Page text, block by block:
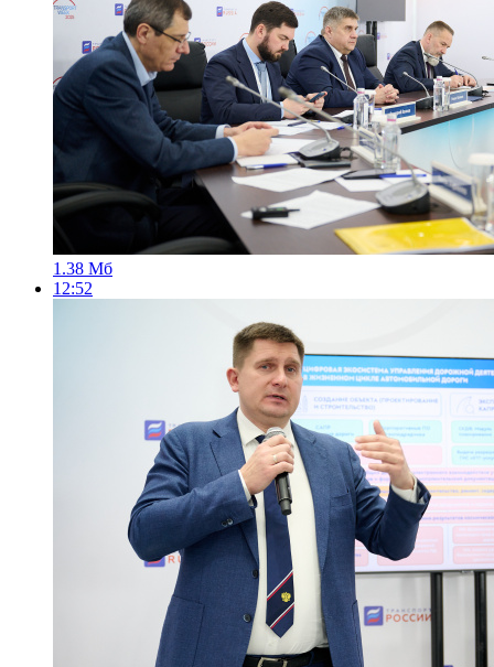
1.38 Мб
12:52